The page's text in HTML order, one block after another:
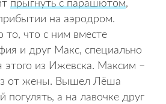
прыгнуть с парашютом,
на аэродром.
то, что с ним вместе
и друг Макс, специально
этого из Ижевска. Максим –
от жены. Вышел Лёша
погулять, а на лавочке друг